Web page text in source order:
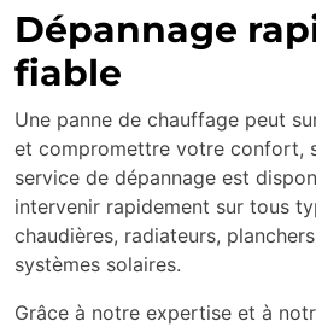
Dépannage
fiable
Une panne de chauffage peut
et compromettre votre confort,
service de dépannage est
intervenir rapidement sur tous
chaudières, radiateurs,
systèmes solaires.
Grâce à notre expertise et à